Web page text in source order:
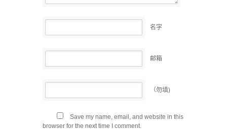
名字
邮箱
（勿填)
Save my name, email, and website in this
browser for the next time I comment.